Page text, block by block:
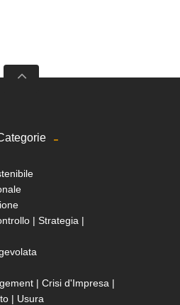
| Strategia |
| Crisi d'Impresa |
| Usura